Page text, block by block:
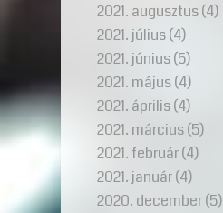
2021. augusztus(4)
2021. július(4)
2021. június(5)
2021. május(4)
2021. április(4)
2021. március(5)
2021. február(4)
2021. január(4)
2020. december(5)